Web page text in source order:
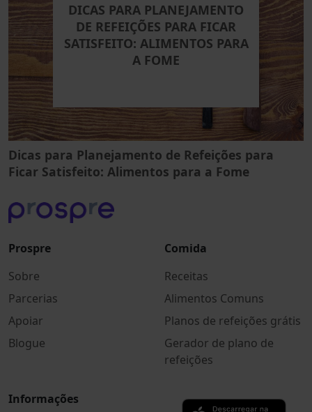
DICAS PARA PLANEJAMENTO
DE REFEIÇÕES PARA FICAR
SATISFEITO: ALIMENTOS PARA
A FOME
Dicas para Planejamento de Refeições para
Ficar Satisfeito: Alimentos para a Fome
Prospre
Sobre
Parcerias
Apoiar
Blogue
Comida
Receitas
Alimentos Comuns
Planos de refeições grátis
Gerador de plano de
refeições
Informações